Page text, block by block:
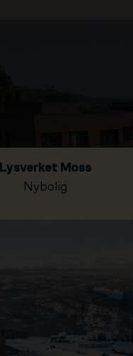
Lysverket Moss
Nybolig